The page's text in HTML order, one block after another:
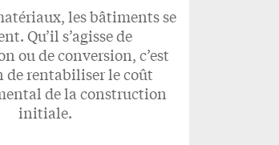
les bâtiments se
Qu’il s’agisse de
ou de conversion, c’est
de rentabiliser le coût
de la construction
initiale.